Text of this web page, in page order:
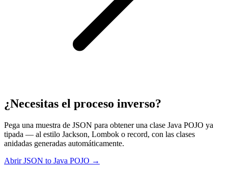
¿Necesitas el proceso inverso?
Pega una muestra de JSON para obtener una clase Java POJO ya
tipada — al estilo Jackson, Lombok o record, con las clases
anidadas generadas automáticamente.
Abrir JSON to Java POJO →